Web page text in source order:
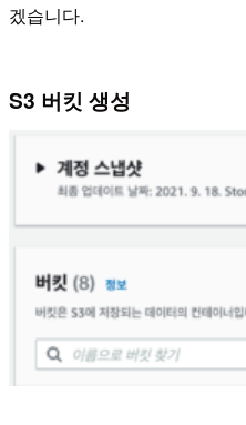
겠습니다.
S3 버킷 생성